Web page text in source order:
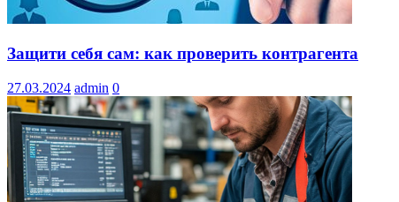
Защити себя сам: как проверить контрагента
27.03.2024 admin 0